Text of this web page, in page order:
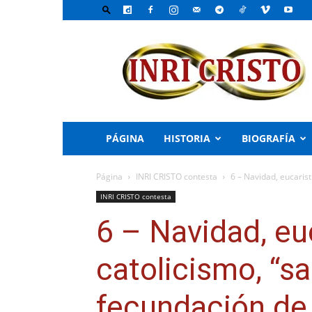
INRI
CRISTO
El
del
PADRE
PÁGINA HISTORIA BIOGRAFÍA
Página INRI CRISTO contesta 6 – Navidad,
INRI CRISTO contesta
6 – Navidad,
catolicismo,